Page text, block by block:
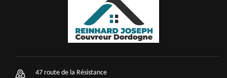
47 route de la Résistance